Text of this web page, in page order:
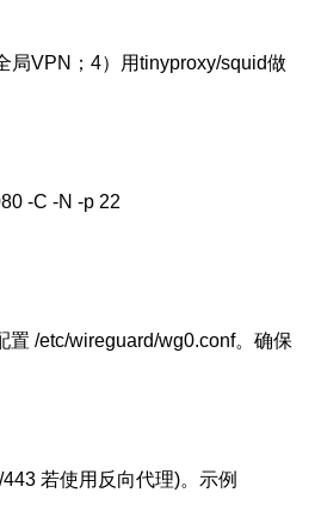
局VPN；4）用tinyproxy/squid做
-C -N -p 22
/etc/wireguard/wg0.conf。确保
若使用反向代理)。示例